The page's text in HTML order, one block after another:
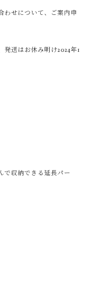
わせについて、ご案内申
送はお休み明け2024年1
で収納できる延長パー